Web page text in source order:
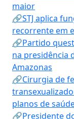
maior
🔗STJ aplica
recorrente em
🔗Partido
na presidência
Amazonas
🔗Cirurgia de
planos de
🔗Presidente